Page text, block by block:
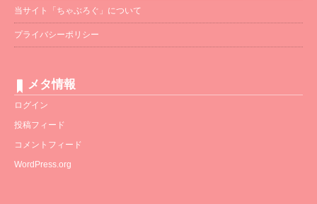
当サイト「ちゃぶろぐ」について
プライバシーポリシー
メタ情報
ログイン
投稿フィード
コメントフィード
WordPress.org